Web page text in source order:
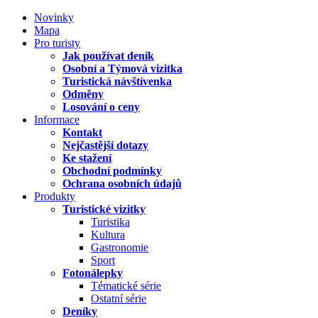
Novinky
Mapa
Pro turisty
Jak používat deník
Osobní a Týmová vizitka
Turistická návštívenka
Odměny
Losování o ceny
Informace
Kontakt
Nejčastější dotazy
Ke stažení
Obchodní podmínky
Ochrana osobních údajů
Produkty
Turistické vizitky
Turistika
Kultura
Gastronomie
Sport
Fotonálepky
Tématické série
Ostatní série
Deníky